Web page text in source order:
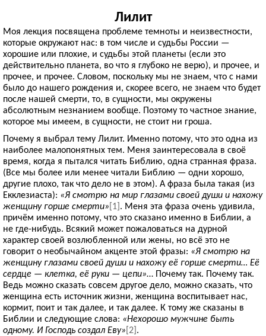
Лилит
Моя лекция посвящена проблеме темноты и неизвестности,
которые окружают нас: в том числе и судьбы России —
хорошие или плохие, и судьбы этой планеты (если это
действительно планета, во что я глубоко не верю), и прочее, и
прочее, и прочее. Словом, поскольку мы не знаем, что с нами
было до нашего рождения и, скорее всего, не знаем что будет
после нашей смерти, то, в сущности, мы окружены
абсолютным незнанием вообще. Поэтому то частное знание,
которое мы имеем, в сущности, не стоит ни гроша.
Почему я выбрал тему Лилит. Именно потому, что это одна из
наиболее малопонятных тем. Меня заинтересовала в своё
время, когда я пытался читать Библию, одна странная фраза.
(Все мы более или менее читали Библию — одни хорошо,
другие плохо, так что дело не в этом). А фраза была такая (из
Екклезиаста): «Я смотрю на мир глазами своей души и нахожу
женщину горше смерти»[1]. Меня эта фраза очень удивила,
причём именно потому, что это сказано именно в Библии, а
не где-нибудь. Всякий может пожаловаться на дурной
характер своей возлюбленной или жены, но всё это не
говорит о необычайном акценте этой фразы: «Я смотрю на
женщину глазами своей души и нахожу её горше смерти… Её
сердце — клетка, её руки — цепи»… Почему так. Почему так.
Ведь можно сказать совсем другое дело, можно сказать, что
женщина есть источник жизни, женщина воспитывает нас,
кормит, поит и так далее, и так далее. К тому же сказаны в
Библии и следующие слова: «Нехорошо мужчине быть
одному. И Господь создал Еву»[2].